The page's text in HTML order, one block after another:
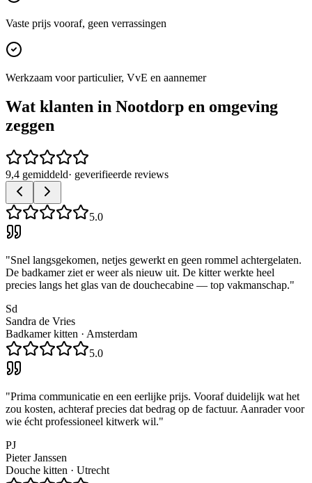
Vaste prijs vooraf, geen verrassingen
Werkzaam voor particulier, VvE en aannemer
Wat klanten in Nootdorp en omgeving
zeggen
9,4 gemiddeld· geverifieerde reviews
5.0
"Snel langsgekomen, netjes gewerkt en geen rommel achtergelaten.
De badkamer ziet er weer als nieuw uit. De kitter werkte heel
precies langs het glas van de douchecabine — top vakmanschap."
Sd
Sandra de Vries
Badkamer kitten · Amsterdam
5.0
"Prima communicatie en een eerlijke prijs. Vooraf duidelijk wat het
zou kosten, achteraf precies dat bedrag op de factuur. Aanrader voor
wie écht professioneel kitwerk wil."
PJ
Pieter Janssen
Douche kitten · Utrecht